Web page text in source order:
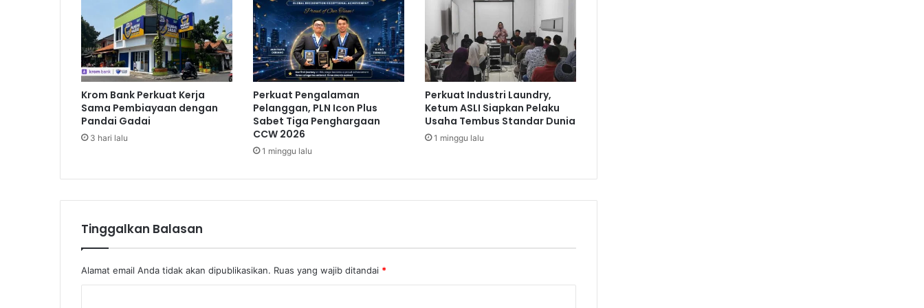
l
i
U
n
i
t
e
d
3
m
b
i
n
o
n
a
k
t
m
a
D
Krom Bank Perkuat Kerja
Sama Pembiayaan dengan
Pandai Gadai
3 hari lalu
Perkuat Pengalaman
Pelanggan, PLN Icon Plus
Sabet Tiga Penghargaan
CCW 2026
1 minggu lalu
Perkuat Industri Laundry,
Ketum ASLI Siapkan Pelaku
Usaha Tembus Standar Dunia
1 minggu lalu
Tinggalkan Balasan
Alamat email Anda tidak akan dipublikasikan. Ruas yang wajib ditandai *